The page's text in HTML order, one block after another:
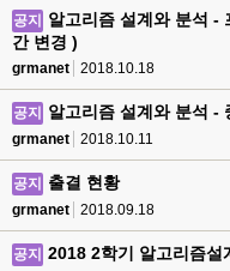
공지
알고리즘 설계와 분석 -
간 변경 )
grmanet 2018.10.18
공지 알고리즘 설계와 분석 -
grmanet 2018.10.11
공지 출결 현황
grmanet 2018.09.18
공지 2018 2학기 알고리즘설